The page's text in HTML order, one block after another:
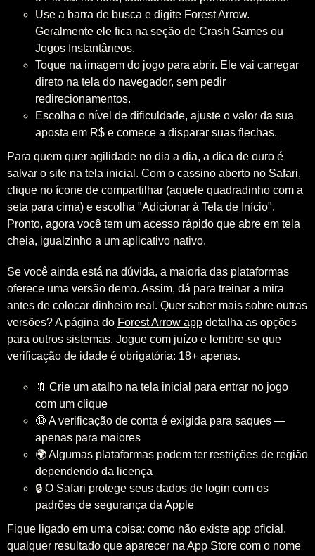
Use a barra de busca e digite Forest Arrow.
Geralmente ele fica na seção de Crash Games ou
Jogos Instantâneos.
Toque na imagem do jogo para abrir. Ele vai carregar
direto na tela do navegador, sem pedir
redirecionamentos.
Escolha o nível de dificuldade, ajuste o valor da sua
aposta em R$ e comece a disparar suas flechas.
Para quem quer agilidade no dia a dia, a dica de ouro é
salvar o site na tela inicial. Com o cassino aberto no Safari,
clique no ícone de compartilhar (aquele quadradinho com a
seta para cima) e escolha "Adicionar à Tela de Início".
Pronto, agora você tem um acesso rápido que abre em tela
cheia, igualzinho a um aplicativo nativo.
Se você ainda está na dúvida, a maioria das plataformas
oferece uma versão demo. Assim, dá para treinar a mira
antes de colocar dinheiro real. Quer saber mais sobre outras
versões? A página do Forest Arrow app detalha as opções
para outros sistemas. Jogue com juízo e lembre-se que
verificação de idade é obrigatória: 18+ apenas.
🔖 Crie um atalho na tela inicial para entrar no jogo
com um clique
🔞 A verificação de conta é exigida para saques —
apenas para maiores
🌍 Algumas plataformas podem ter restrições de região
dependendo da licença
🔒 O Safari protege seus dados de login com os
padrões de segurança da Apple
Fique ligado em uma coisa: como não existe app oficial,
qualquer resultado que aparecer na App Store com o nome